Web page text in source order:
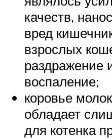
качеств,
вред
взрослых
раздражение
воспаление;
коровье
обладает
для котенка